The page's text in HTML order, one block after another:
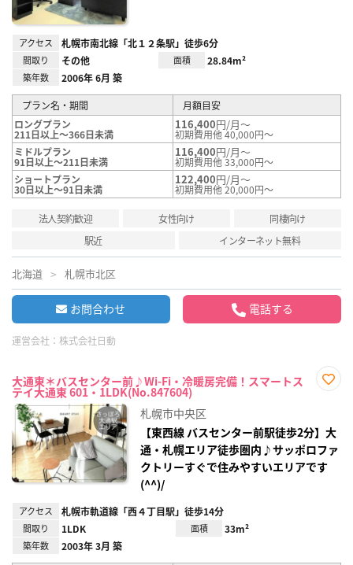
アクセス 札幌市南北線「北１２条駅」徒歩6分
間取り その他 面積 28.84m²
築年数 2006年 6月 築
プラン名・期間
月額目安
ロングプラン
211日以上～366日未満
116,400円/月～
初期費用他 40,000円～
ミドルプラン
91日以上～211日未満
116,400円/月～
初期費用他 33,000円～
ショートプラン
30日以上～91日未満
122,400円/月～
初期費用他 20,000円～
法人契約歓迎 女性向け
同棲向け
駅近
インターネット無料
北海道 札幌市北区
お問合わせ 電話する
運営会社： 株式会社日動
大通東＊バスセンター前♪Wi-Fi・冷暖房完備！スマートス
テイ大通東 601・1LDK(No.847604)
録
札幌市中央区
【東西線 バスセンター前駅徒歩2分】大
通・札幌エリア徒歩圏内♪サッポロファ
クトリーすぐで住みやすいエリアです
(^^)/
アクセス 札幌市軌道線「西４丁目駅」徒歩14分
間取り 1LDK 面積 33m²
築年数 2003年 3月 築